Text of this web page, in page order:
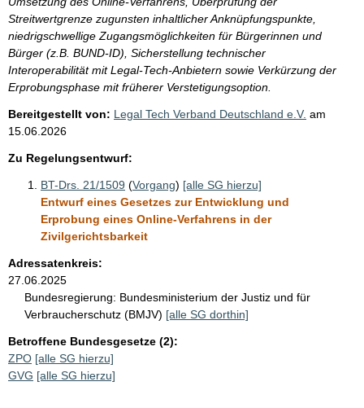
Streitwertgrenze zugunsten inhaltlicher Anknüpfungspunkte,
niedrigschwellige Zugangsmöglichkeiten für Bürgerinnen und
Bürger (z.B. BUND-ID), Sicherstellung technischer
Interoperabilität mit Legal-Tech-Anbietern sowie Verkürzung der
Erprobungsphase mit früherer Verstetigungsoption.
Bereitgestellt von: Legal Tech Verband Deutschland e.V. am
15.06.2026
Zu Regelungsentwurf:
BT-Drs. 21/1509 (Vorgang) [alle SG hierzu]
Entwurf eines Gesetzes zur Entwicklung und
Erprobung eines Online-Verfahrens in der
Zivilgerichtsbarkeit
Adressatenkreis:
27.06.2025
Bundesregierung: Bundesministerium der Justiz und für
Verbraucherschutz (BMJV) [alle SG dorthin]
Betroffene Bundesgesetze (2):
ZPO [alle SG hierzu]
GVG [alle SG hierzu]